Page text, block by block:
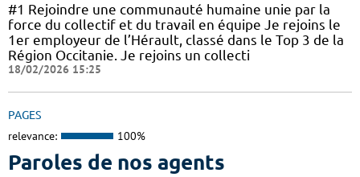
#1 Rejoindre une communauté humaine unie par la
force du collectif et du travail en équipe Je rejoins le
1er employeur de l’Hérault, classé dans le Top 3 de la
Région Occitanie. Je rejoins un collecti
18/02/2026 15:25
PAGES
relevance: 100%
Paroles de nos agents